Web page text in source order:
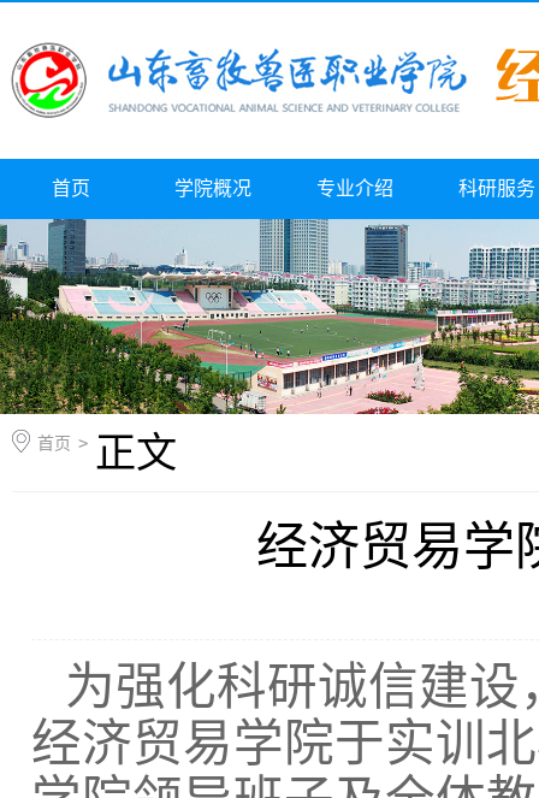
首页 学院概况 专业介绍 科研服务
首页 > 正文
经济贸易学
为强化科研诚信建
经济贸易学院于实训